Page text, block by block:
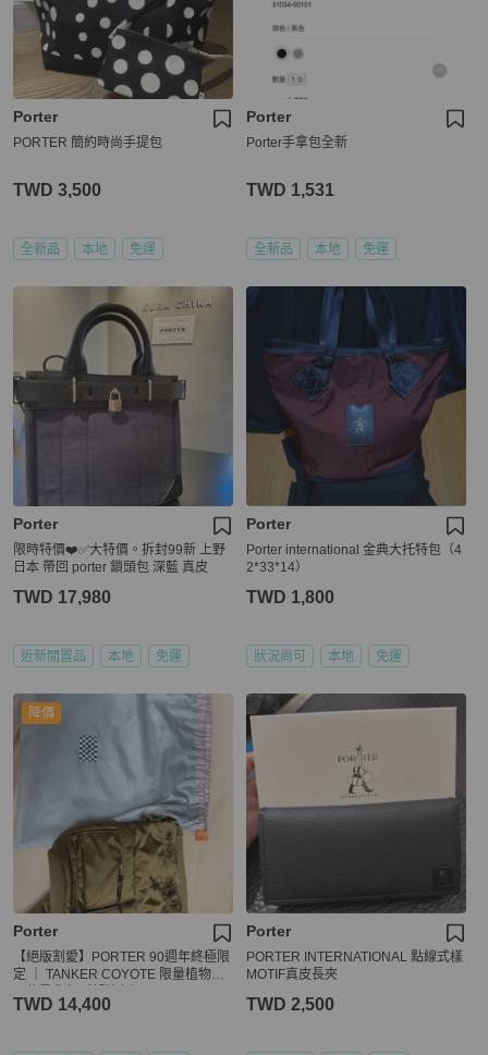
Porter
PORTER 簡約時尚手提包
TWD 3,500
全新品 本地 免運
Porter
Porter手拿包全新
TWD 1,531
全新品 本地 免運
Porter
限時特價❤️✅大特價。拆封99新 上野
日本 帶回 porter 鎖頭包 深藍 真皮
TWD 17,980
近新閒置品 本地 免運
Porter
Porter international 金典大托特包（4
2*33*14）
TWD 1,800
狀況尚可 本地 免運
降價
Porter
【絕版割愛】PORTER 90週年終極限
定 ｜ TANKER COYOTE 限量植物性
TWD 14,400
Porter
PORTER INTERNATIONAL 點線式樣
MOTIF真皮長夾
TWD 2,500